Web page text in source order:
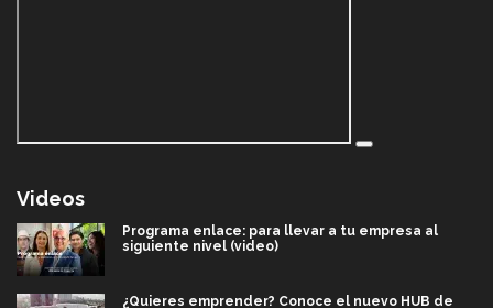
Videos
Programa enlace: para llevar a tu empresa al
siguiente nivel (video)
¿Quieres emprender? Conoce el nuevo HUB de